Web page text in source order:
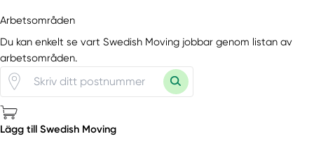
Arbetsområden
Du kan enkelt se vart Swedish Moving jobbar genom listan av
arbetsområden.
Lägg till Swedish Moving